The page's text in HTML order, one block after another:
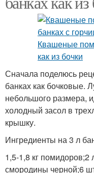
Сначала поделюсь
банках как бочковые.
небольшого размера,
холодный засол в
крышку.
Ингредиенты на 3 л
1,5-1,8 кг помидоров;2
смородины черной;6